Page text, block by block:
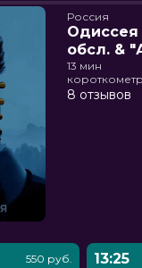
Россия
Одиссея
обсл. &
13 мин
8 отзывов
550 руб.
13:25